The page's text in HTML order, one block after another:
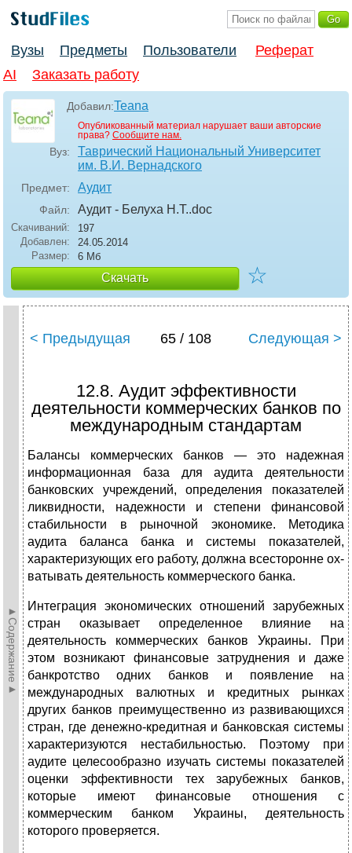
Вузы Предметы Пользователи
Реферат
AI
Заказать работу
Добавил:Teana
Опубликованный материал нарушает ваши авторские
права? Сообщите нам.
Вуз:
Таврический Национальный Университет
им. В.И. Вернадского
Предмет: Аудит
Файл: Аудит - Белуха Н.Т..doc
Скачиваний:
197
Добавлен:
24.05.2014
Размер:
6 Мб
Скачать ☆
►Содержание►
< Предыдущая 65 / 108 Следующая >
12.8. Аудит эффективности
деятельности коммерческих банков по
международным стандартам
Балансы коммерческих банков — это надежная
инфор­мационная база для аудита деятельности
банковских уч­реждений, определения показателей
ликвидности, надежно­сти и степени финансовой
стабильности в рыночной эконо­мике. Методика
аудита баланса банка и системы показателей,
характеризующих его работу, должна всесторонне ох­
ватывать деятельность коммерческого банка.
Интеграция экономических отношений зарубежных
стран оказывает определенное влияние на
деятельность коммерческих банков Украины. При
этом возникают фи­нансовые затруднения и даже
банкротство одних банков и появление на
международных валютных и кредитных рын­ках
других банков преимущественно из развивающихся
стран, где денежно-кредитная и банковская системы
харак­теризуются нестабильностью. Поэтому при
аудите целесо­образно изучать системы показателей
оценки эффективно­сти тех зарубежных банков,
которые имеют финансовые отношения с
коммерческим банком Украины, деятельность
которого проверяется.